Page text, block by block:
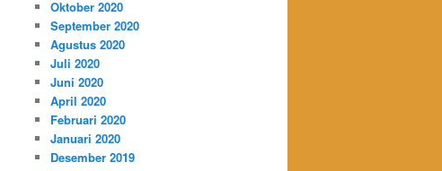
Oktober 2020
September 2020
Agustus 2020
Juli 2020
Juni 2020
April 2020
Februari 2020
Januari 2020
Desember 2019